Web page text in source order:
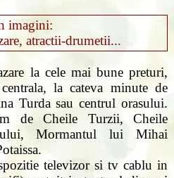
imagini:
atractii-drumetii...
la cele mai bune preturi,
la cateva minute de
Turda sau centrul orasului.
de Cheile Turzii, Cheile
Mormantul lui Mihai
televizor si tv cablu in